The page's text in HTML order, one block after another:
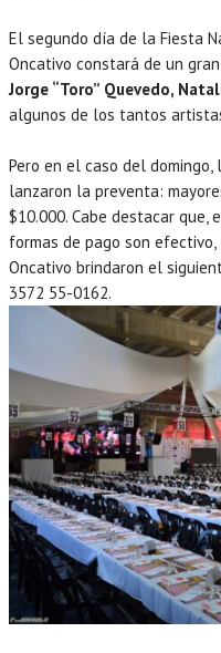
El segundo día de la Fiesta
Oncativo constará de un
Jorge “Toro” Quevedo,
algunos de los tantos
Pero en el caso del
lanzaron la preventa:
$10.000. Cabe destacar
formas de pago son
Oncativo brindaron el
3572 55-0162.